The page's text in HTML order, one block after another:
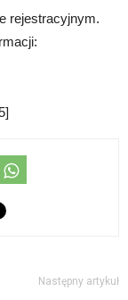
rejestracyjnym.
Następny artykuł